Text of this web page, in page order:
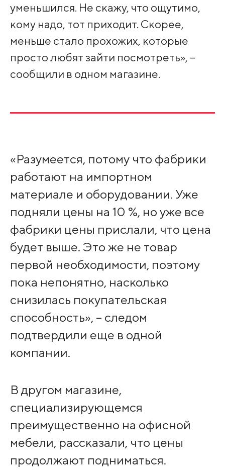
уменьшился. Не скажу, что ощутимо,
кому надо, тот приходит. Скорее,
меньше стало прохожих, которые
просто любят зайти посмотреть», –
сообщили в одном магазине.
«Разумеется, потому что фабрики
работают на импортном
материале и оборудовании. Уже
подняли цены на 10 %, но уже все
фабрики цены прислали, что цена
будет выше. Это же не товар
первой необходимости, поэтому
пока непонятно, насколько
снизилась покупательская
способность», – следом
подтвердили еще в одной
компании.
В другом магазине,
специализирующемся
преимущественно на офисной
мебели, рассказали, что цены
продолжают подниматься.